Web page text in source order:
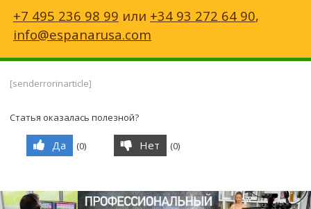
+7 495 236 98 99 или +34 93 272 64 90,
info@espanarusa.com
[senderrorinarticle]
Статья оказалась полезной?
Да (0) Нет (0)